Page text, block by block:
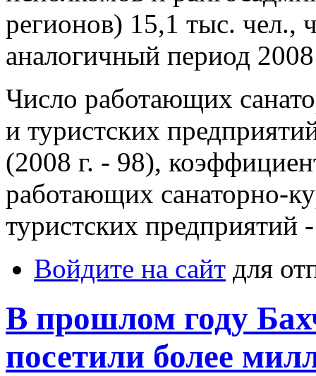
регионов) 15,1 тыс. чел.,
аналогичный период
Число работающих
и туристских
(2008 г. - 98),
работающих санаторно-
туристских предприятий
Войдите на сайт для
В прошлом году
посетили более